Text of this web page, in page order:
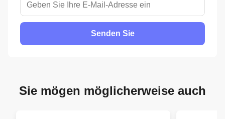
Senden Sie
Sie mögen möglicherweise auch